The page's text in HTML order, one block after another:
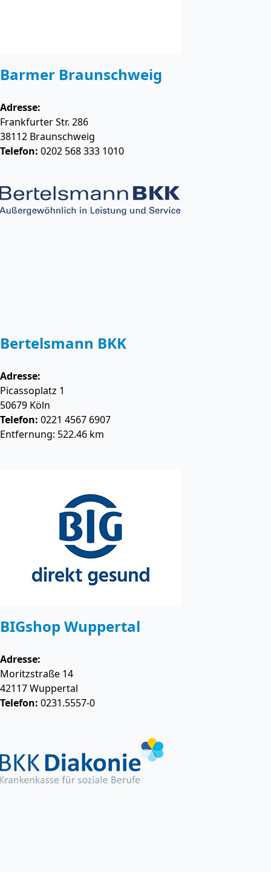
Barmer Braunschweig
Adresse:
Frankfurter Str. 286
38112 Braunschweig
Telefon: 0202 568 333 1010
Bertelsmann BKK
Adresse:
Picassoplatz 1
50679 Köln
Telefon: 0221 4567 6907
Entfernung: 522.46 km
BIGshop Wuppertal
Adresse:
Moritzstraße 14
42117Wuppertal
Telefon: 0231.5557-0